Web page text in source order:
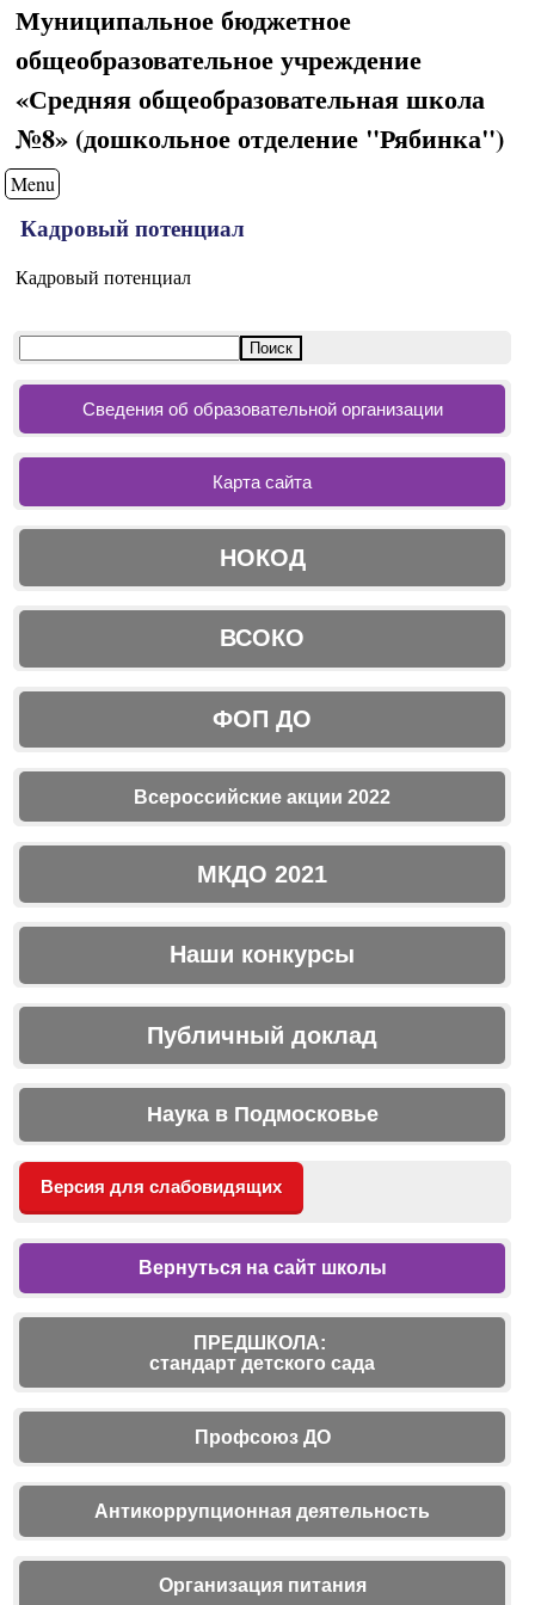
Муниципальное бюджетное
общеобразовательное учреждение
«Средняя общеобразовательная школа
№8» (дошкольное отделение "Рябинка")
Menu
Кадровый потенциал
Кадровый потенциал
Сведения об образовательной организации
Карта сайта
НОКОД
ВСОКО
ФОП ДО
Всероссийские акции 2022
МКДО 2021
Наши конкурсы
Публичный доклад
Наука в Подмосковье
Версия для слабовидящих
Вернуться на сайт школы
ПРЕДШКОЛА:
стандарт детского сада
Профсоюз ДО
Антикоррупционная деятельность
Организация питания